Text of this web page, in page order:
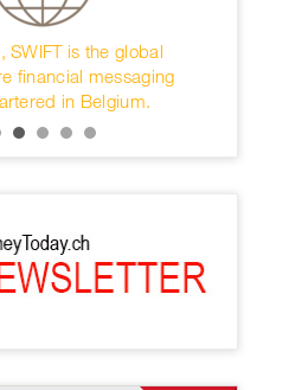
SWIFT is the global
financial messaging
in Belgium.